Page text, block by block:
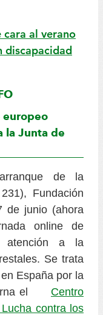
cara al verano
discapacidad
europeo
la Junta de
de la
Fundación
de junio (ahora
online de
atención a la
Se trata
España por la
el
Centro
contra los